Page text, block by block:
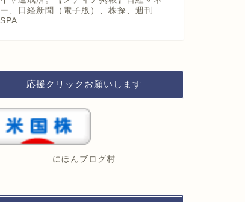
ー、日経新聞（電子版）、株探、週刊
SPA
応援クリックお願いします
にほんブログ村